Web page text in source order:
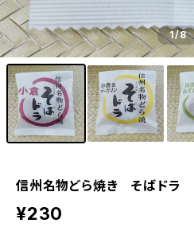
1/8
信州名物どら焼き そばドラ
¥230